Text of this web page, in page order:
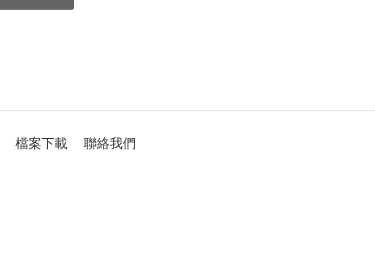
檔案下載 聯絡我們